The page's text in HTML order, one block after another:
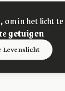
om in het licht te
getuigen
Levenslicht